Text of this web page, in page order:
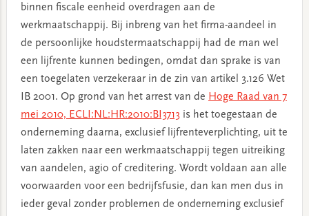
binnen fiscale eenheid overdragen aan de
werkmaatschappij. Bij inbreng van het firma-aandeel in
de persoonlijke houdstermaatschappij had de man wel
een lijfrente kunnen bedingen, omdat dan sprake is van
een toegelaten verzekeraar in de zin van artikel 3.126 Wet
IB 2001. Op grond van het arrest van de Hoge Raad van 7
mei 2010, ECLI:NL:HR:2010:BI3713is het toegestaan de
onderneming daarna, exclusief lijfrenteverplichting, uit te
laten zakken naar een werkmaatschappij tegen uitreiking
van aandelen, agio of creditering. Wordt voldaan aan alle
voorwaarden voor een bedrijfsfusie, dan kan men dus in
ieder geval zonder problemen de onderneming exclusief